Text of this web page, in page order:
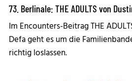
73. Berlinale: THE ADULTS von
Im Encounters-Beitrag THE
Defa geht es um die
richtig loslassen.